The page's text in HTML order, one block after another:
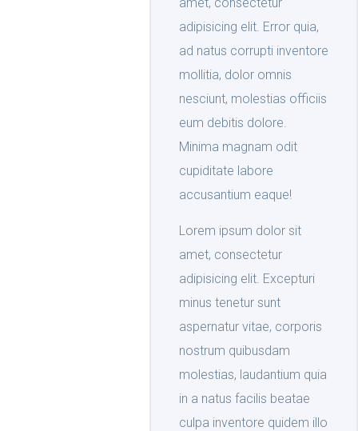
adipisicing elit. Error quia,
ad natus corrupti inventore
mollitia, dolor omnis
nesciunt, molestias officiis
eum debitis dolore.
Minima magnam odit
cupiditate labore
accusantium eaque!
Lorem ipsum dolor sit
amet, consectetur
adipisicing elit. Excepturi
minus tenetur sunt
aspernatur vitae, corporis
nostrum quibusdam
molestias, laudantium quia
in a natus facilis beatae
culpa inventore quidem illo